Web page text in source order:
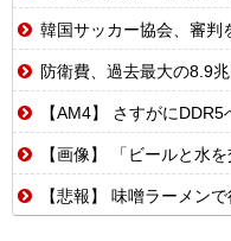
韓国サッカー協会、審判を「接
防衛費、過去最大の8.9兆円へ
【AM4】 さすがにDDR5へ
【画像】 「ビールと水
【悲報】 味噌ラーメン